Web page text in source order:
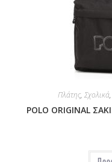
Πλάτης, Σχολικά,
POLO ORIGINAL